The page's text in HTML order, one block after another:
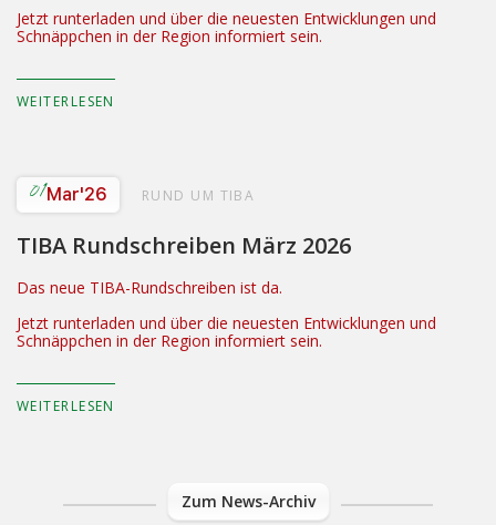
Jetzt runterladen und über die neuesten Entwicklungen und
Schnäppchen in der Region informiert sein.
WEITERLESEN
01Mar'26 RUND UM TIBA
TIBA Rundschreiben März 2026
Das neue TIBA-Rundschreiben ist da.
Jetzt runterladen und über die neuesten Entwicklungen und
Schnäppchen in der Region informiert sein.
WEITERLESEN
Zum News-Archiv